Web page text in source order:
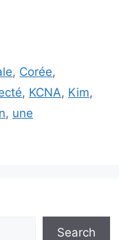
, Corée,
, KCNA, Kim,
, une
Search